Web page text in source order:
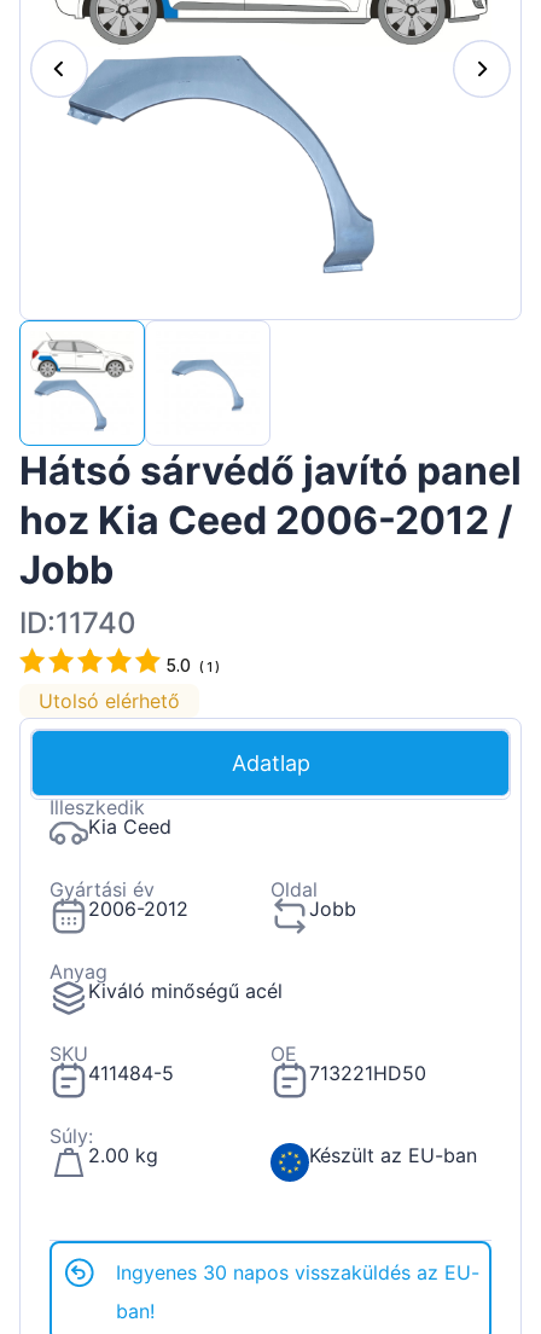
Suomen
Hrvatski
Português
Slovenian
Slovenčina
Hátsó sárvédő javító panel
hoz Kia Ceed 2006-2012 /
Jobb
ID:11740
5.0 (1 )
Utolsó elérhető
Adatlap
Illeszkedik
Kia Ceed
Gyártási év
2006-2012
Oldal
Jobb
Anyag
Kiváló minőségű acél
SKU
411484-5
OE
713221HD50
Súly:
2.00 kg
Készült az EU-ban
Ingyenes 30 napos visszaküldés az EU-
ban!